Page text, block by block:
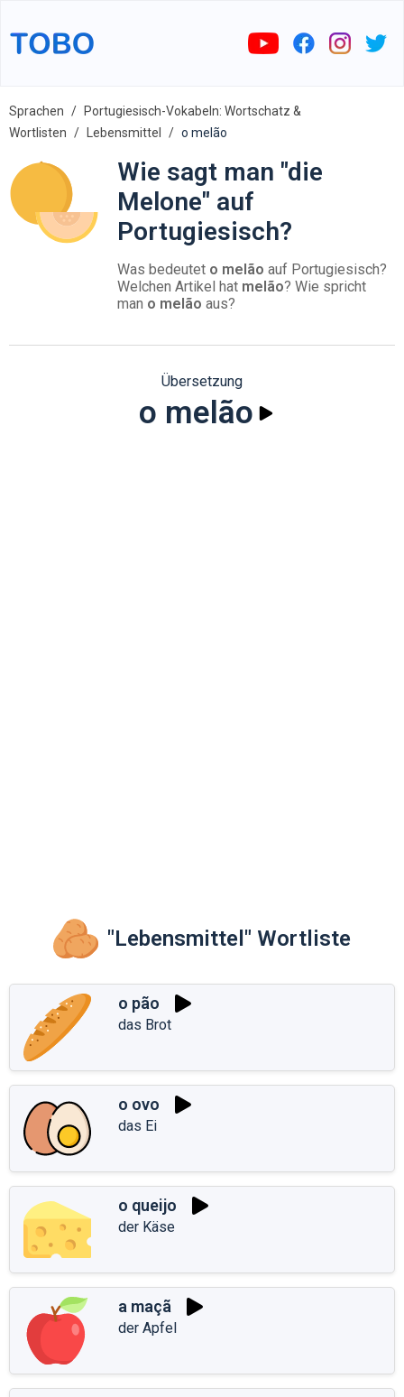
Sprachen
Portugiesisch-Vokabeln: Wortschatz &
Wortlisten
Lebensmittel o melão
Wie sagt man "die
Melone" auf
Portugiesisch?
Was bedeutet o melão auf Portugiesisch?
Welchen Artikel hat melão? Wie spricht
man o melão aus?
Übersetzung
o melão
"Lebensmittel" Wortliste
o pão
das Brot
o ovo
das Ei
o queijo
der Käse
a maçã
der Apfel